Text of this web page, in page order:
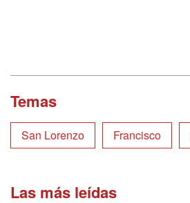
Temas
San Lorenzo Francisco
Las más leídas